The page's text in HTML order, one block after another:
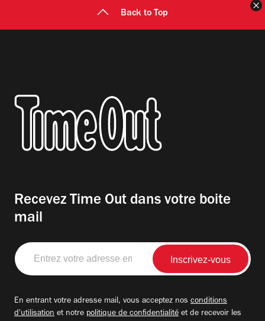
Back to Top
Recevez Time Out dans votre boite
mail
Entrez
votre
adresse
En entrant votre adresse mail, vous acceptez nos conditions
d'utilisation et notre politique de confidentialité et de recevoir les